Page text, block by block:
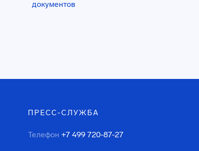
документов
ПРЕСС-СЛУЖБА
Телефон +7 499 720-87-27